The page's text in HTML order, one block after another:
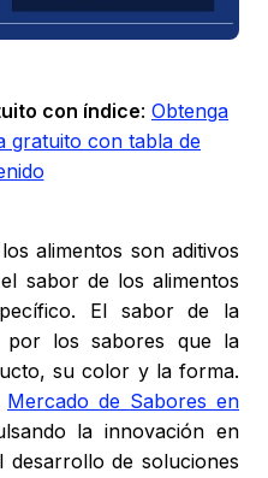
con índice: Obtenga
gratuito con tabla de
alimentos son aditivos
sabor de los alimentos
El sabor de la
por los sabores que la
su color y la forma.
Mercado de Sabores en
la innovación en
desarrollo de soluciones